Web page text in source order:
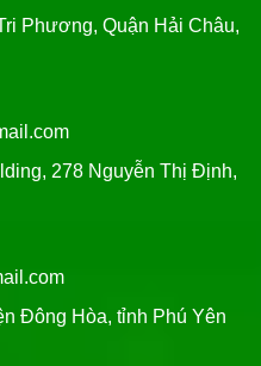
Phương, Quận Hải Châu,
278 Nguyễn Thị Định,
Đông Hòa, tỉnh Phú Yên